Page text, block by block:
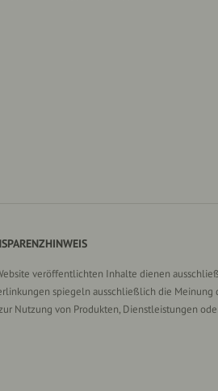
veröffentlichten Inhalte dienen
spiegeln ausschließlich die
Nutzung von Produkten, Dienstleistungen